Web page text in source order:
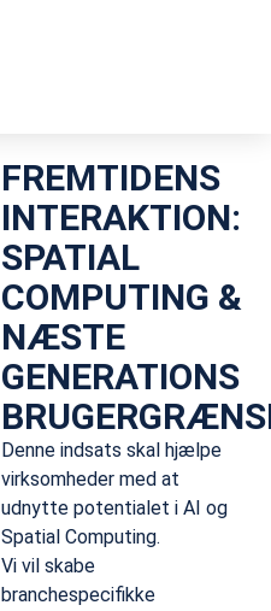
FREMTIDENS
INTERAKTION:
SPATIAL
COMPUTING &
NÆSTE
GENERATIONS
Denne indsats skal hjælpe
virksomheder med at
udnytte potentialet i AI og
Spatial Computing.
Vi vil skabe
branchespecifikke